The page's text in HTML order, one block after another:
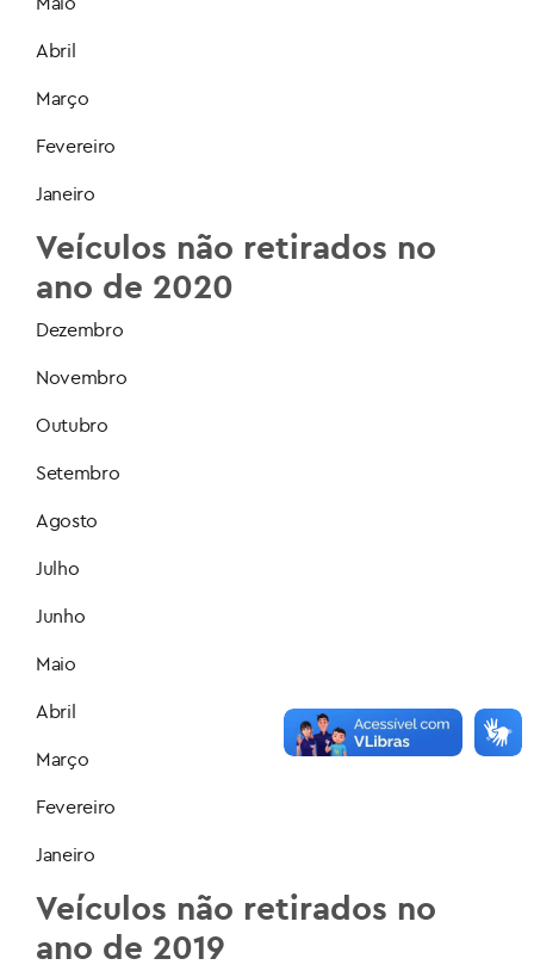
Abril
Março
Fevereiro
Janeiro
Veículos não retirados no
ano de 2020
Dezembro
Novembro
Outubro
Setembro
Agosto
Julho
Junho
Maio
Abril
Março
Fevereiro
Janeiro
Veículos não retirados no
ano de 2019